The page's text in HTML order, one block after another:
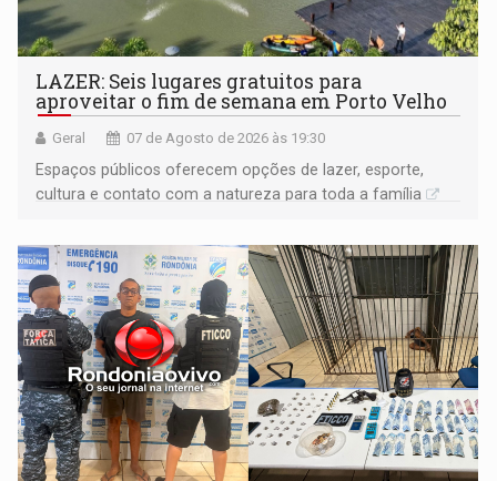
LAZER: Seis lugares gratuitos para
aproveitar o fim de semana em Porto Velho
Geral 07 de Agosto de 2026 às 19:30
Espaços públicos oferecem opções de lazer, esporte,
cultura e contato com a natureza para toda a família